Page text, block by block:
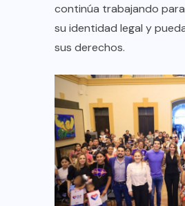
continúa trabajando
su identidad legal y
sus derechos.